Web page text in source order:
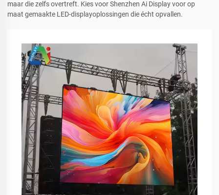
maar die zelfs overtreft. Kies voor Shenzhen Ai Display voor op
maat gemaakte LED-displayoplossingen die écht opvallen.